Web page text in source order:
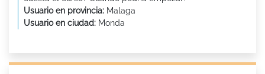
Usuario en provincia: Malaga
Usuario en ciudad: Monda